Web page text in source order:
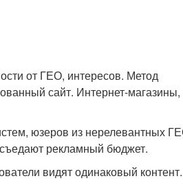
от ГЕО, интересов. Метод
сайт. Интернет-магазины,
юзеров из нерелевантных
рекламный бюджет.
видят одинаковый контент.